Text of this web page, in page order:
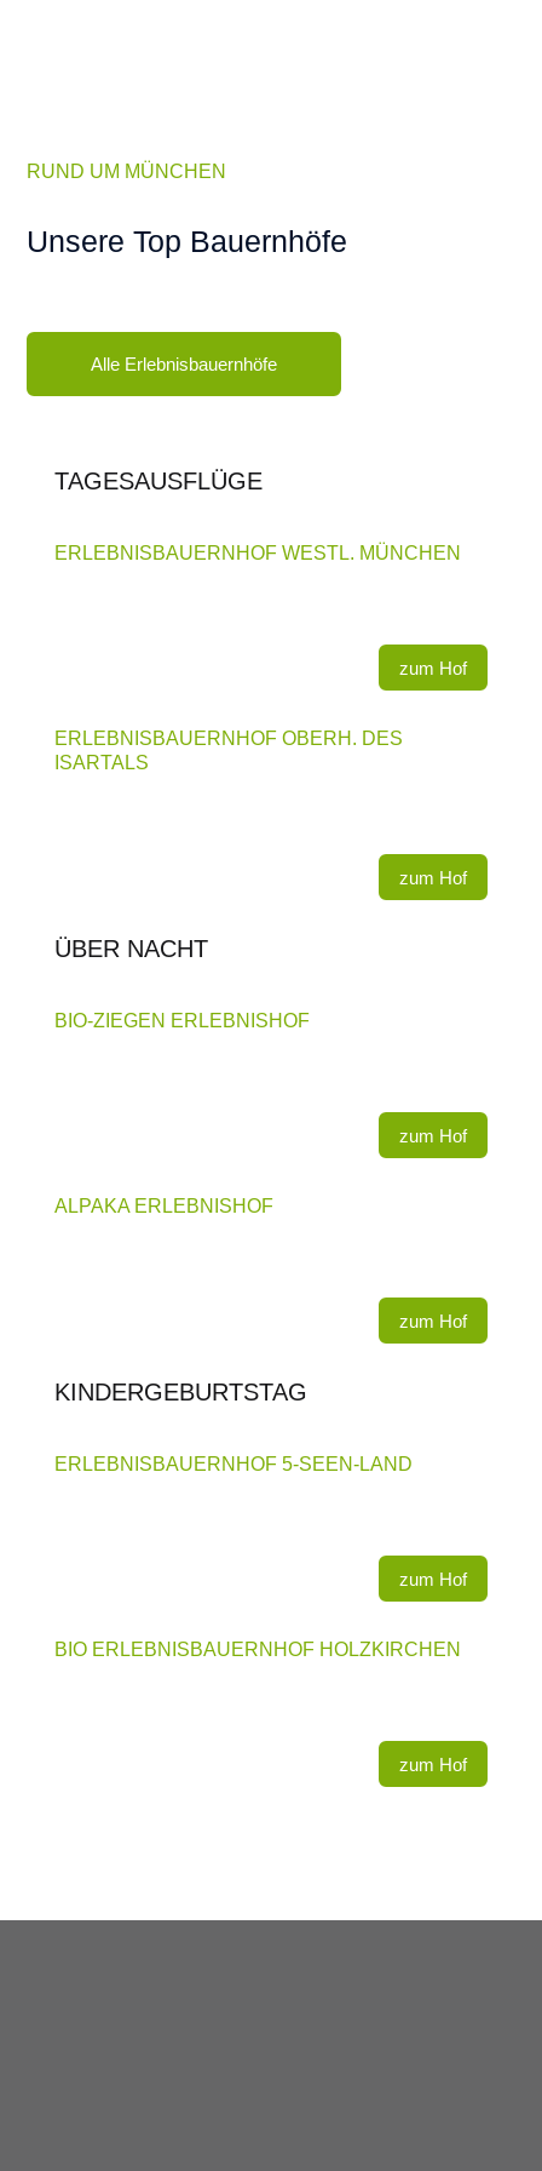
RUND UM MÜNCHEN
Unsere Top Bauernhöfe
Alle Erlebnisbauernhöfe
TAGESAUSFLÜGE
ERLEBNISBAUERNHOF WESTL. MÜNCHEN
zum Hof
ERLEBNISBAUERNHOF OBERH. DES
ISARTALS
zum Hof
ÜBER NACHT
BIO-ZIEGEN ERLEBNISHOF
zum Hof
ALPAKA ERLEBNISHOF
zum Hof
KINDERGEBURTSTAG
ERLEBNISBAUERNHOF 5-SEEN-LAND
zum Hof
BIO ERLEBNISBAUERNHOF HOLZKIRCHEN
zum Hof